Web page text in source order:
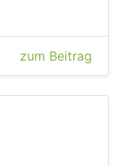
zum Beitrag